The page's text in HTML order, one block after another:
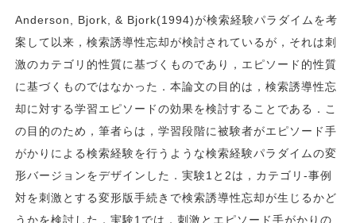
Anderson, Bjork, & Bjork(1994)が検索経験パラダイムを考
案して以来，検索誘導性忘却が検討されているが，それは刺
激のカテゴリ的性質に基づくものであり，エピソード的性質
に基づくものではなかった．本論文の目的は，検索誘導性忘
却に対する学習エピソードの効果を検討することである．こ
の目的のため，筆者らは，学習段階に被験者がエピソード手
がかりによる検索経験を行うような検索経験パラダイムの変
形バージョンをデザインした．実験1と2は，カテゴリ-事例
対を刺激とする変形版手続きで検索誘導性忘却が生じるかど
うかを検討した．実験1では，刺激とエピソード手がかりの